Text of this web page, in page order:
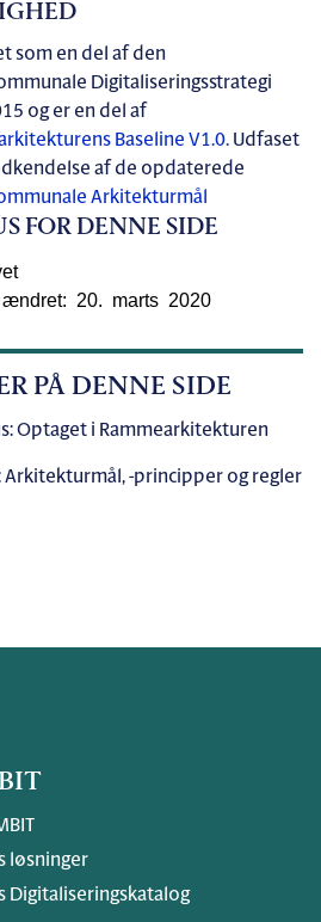
som en del af den
Digitaliseringsstrategi
og er en del af
Baseline V1.0. Udfaset
af de opdaterede
Arkitekturmål
FOR DENNE SIDE
20. marts 2020
PÅ DENNE SIDE
Optaget i Rammearkitekturen
Arkitekturmål, -principper og regler
løsninger
Digitaliseringskatalog